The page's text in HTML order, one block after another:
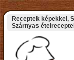
Receptek képekkel,
Szárnyas